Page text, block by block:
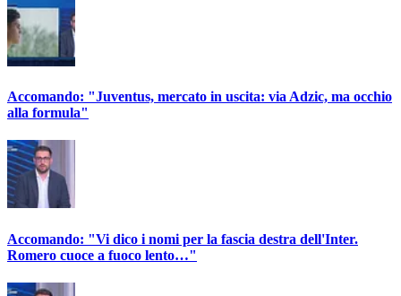
Accomando: "Juventus, mercato in uscita: via Adzic, ma occhio
alla formula"
Accomando: "Vi dico i nomi per la fascia destra dell'Inter.
Romero cuoce a fuoco lento…"